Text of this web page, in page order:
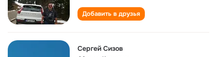
Добавить в друзья
Сергей Сизов